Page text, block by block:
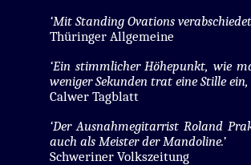
‘Mit Standing Ovations
Thüringer Allgemeine
‘Ein stimmlicher Höhepunkt, wie
weniger Sekunden trat eine Stille
Calwer Tagblatt
‘Der Ausnahmegitarrist Roland
auch als Meister der Mandoline.’
Schweriner Volkszeitung